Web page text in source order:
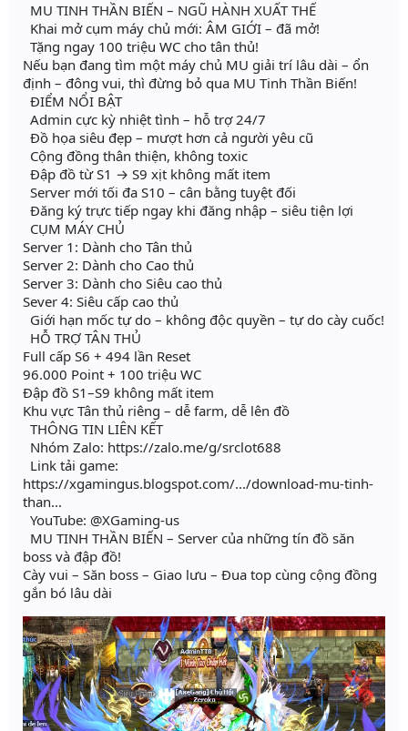
MU TINH THẦN BIẾN – NGŨ HÀNH XUẤT THẾ
Khai mở cụm máy chủ mới: ÂM GIỚI – đã mở!
Tặng ngay 100 triệu WC cho tân thủ!
Nếu bạn đang tìm một máy chủ MU giải trí lâu dài – ổn
định – đông vui, thì đừng bỏ qua MU Tinh Thần Biến!
ĐIỂM NỔI BẬT
Admin cực kỳ nhiệt tình – hỗ trợ 24/7
Đồ họa siêu đẹp – mượt hơn cả người yêu cũ
Cộng đồng thân thiện, không toxic
Đập đồ từ S1 → S9 xịt không mất item
Server mới tối đa S10 – cân bằng tuyệt đối
Đăng ký trực tiếp ngay khi đăng nhập – siêu tiện lợi
CỤM MÁY CHỦ
Server 1: Dành cho Tân thủ
Server 2: Dành cho Cao thủ
Server 3: Dành cho Siêu cao thủ
Sever 4: Siêu cấp cao thủ
Giới hạn mốc tự do – không độc quyền – tự do cày cuốc!
HỖ TRỢ TÂN THỦ
Full cấp S6 + 494 lần Reset
96.000 Point + 100 triệu WC
Đập đồ S1–S9 không mất item
Khu vực Tân thủ riêng – dễ farm, dễ lên đồ
THÔNG TIN LIÊN KẾT
Nhóm Zalo: https://zalo.me/g/srclot688
Link tải game:
https://xgamingus.blogspot.com/.../download-mu-tinh-
than...
YouTube: @XGaming-us
MU TINH THẦN BIẾN – Server của những tín đồ săn
boss và đập đồ!
Cày vui – Săn boss – Giao lưu – Đua top cùng cộng đồng
gắn bó lâu dài